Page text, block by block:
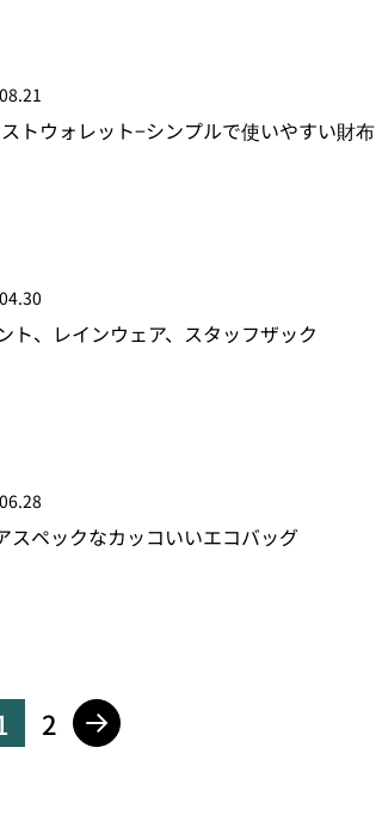
トウォレット−シンプルで使いやすい財布
ト、レインウェア、スタッフザック
スペックなカッコいいエコバッグ
2